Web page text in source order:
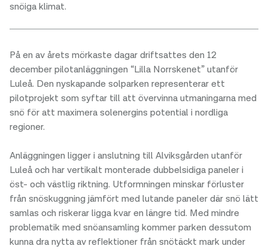
snöiga klimat.
På en av årets mörkaste dagar driftsattes den 12
december pilotanläggningen “Lilla Norrskenet” utanför
Luleå. Den nyskapande solparken representerar ett
pilotprojekt som syftar till att övervinna utmaningarna med
snö för att maximera solenergins potential i nordliga
regioner.
Anläggningen ligger i anslutning till Alviksgården utanför
Luleå och har vertikalt monterade dubbelsidiga paneler i
öst- och västlig riktning. Utformningen minskar förluster
från snöskuggning jämfört med lutande paneler där snö lätt
samlas och riskerar ligga kvar en längre tid. Med mindre
problematik med snöansamling kommer parken dessutom
kunna dra nytta av reflektioner från snötäckt mark under